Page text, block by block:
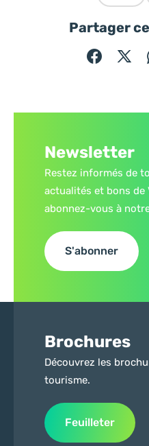
Partager
Partager
Newsletter
Restez informés de
actualités et bons de
abonnez-vous à
S'abonner
Brochures
Découvrez les
tourisme.
Feuilleter